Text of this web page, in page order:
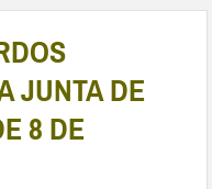
JUNTA DE
8 DE